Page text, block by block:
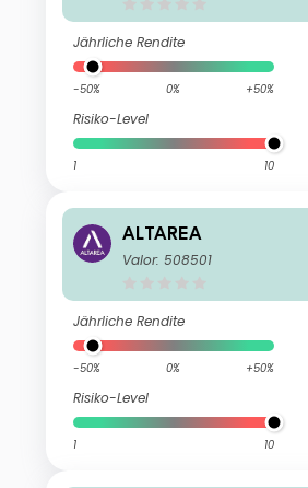
Jährliche Rendite
-50% 0% +50%
Risiko-Level
1 10
ALTAREA
Valor: 508501
Jährliche Rendite
-50% 0% +50%
Risiko-Level
1 10